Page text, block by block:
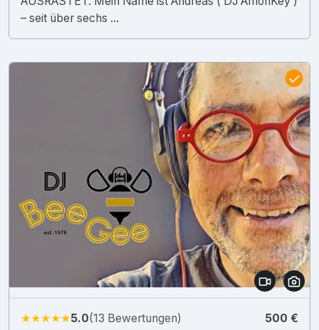
– seit über sechs ...
★★★★★5.0(13 Bewertungen) 500 €